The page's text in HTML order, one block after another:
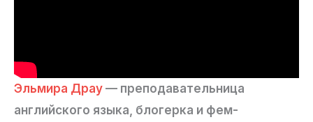
Эльмира Драу — преподавательница
английского языка, блогерка и фем-